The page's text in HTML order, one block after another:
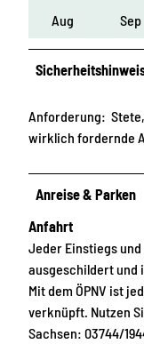
Aug Sep
Anforderung:
wirklich fordernde
Anreise & Parken
Anfahrt
Jeder Einstiegs
ausgeschildert und
Mit dem ÖPNV ist
verknüpft. Nutzen
Sachsen: 03744/